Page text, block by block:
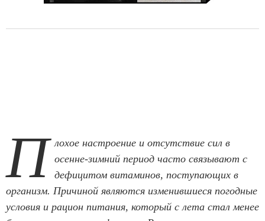
П лохое настроение и отсутствие сил в
осенне-зимний период часто связывают с
дефицитом витаминов, поступающих в
организм. Причиной являются изменившиеся погодные
условия и рацион питания, который с лета стал менее